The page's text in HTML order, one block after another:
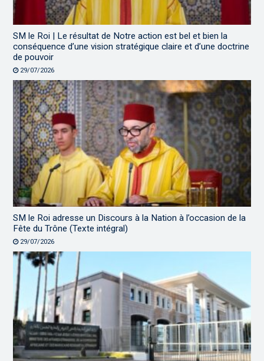
SM le Roi | Le résultat de Notre action est bel et bien la
conséquence d’une vision stratégique claire et d’une doctrine
de pouvoir
29/07/2026
SM le Roi adresse un Discours à la Nation à l’occasion de la
Fête du Trône (Texte intégral)
29/07/2026